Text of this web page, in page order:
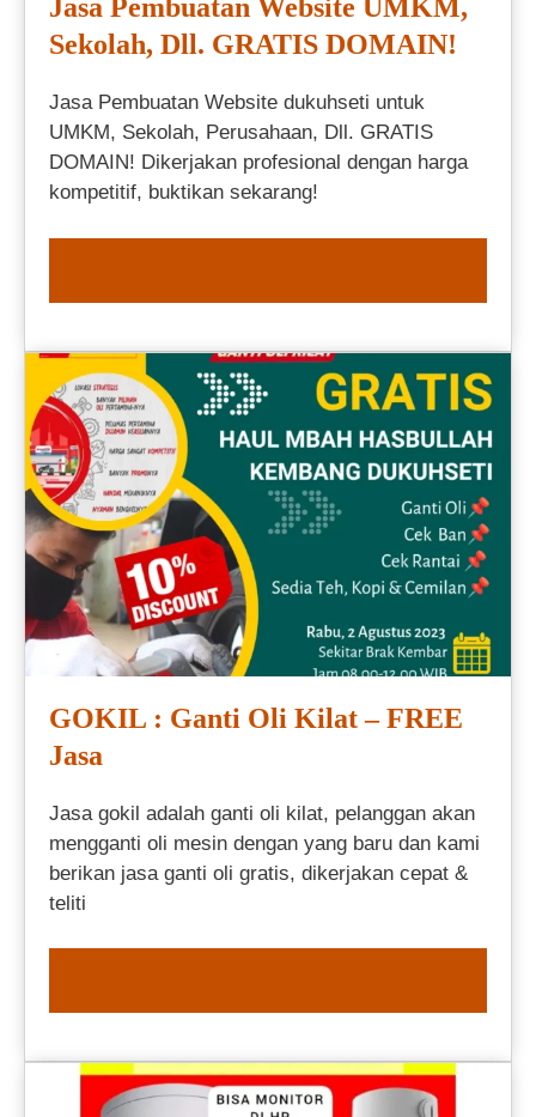
Jasa Pembuatan Website UMKM,
Sekolah, Dll. GRATIS DOMAIN!
Jasa Pembuatan Website dukuhseti untuk
UMKM, Sekolah, Perusahaan, Dll. GRATIS
DOMAIN! Dikerjakan profesional dengan harga
kompetitif, buktikan sekarang!
GOKIL : Ganti Oli Kilat – FREE
Jasa
Jasa gokil adalah ganti oli kilat, pelanggan akan
mengganti oli mesin dengan yang baru dan kami
berikan jasa ganti oli gratis, dikerjakan cepat &
teliti